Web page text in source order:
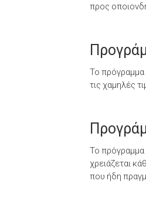
προς
Το πρόγραμμα
τις χαμηλές
Το πρόγραμμα
χρειάζεται
που ήδη